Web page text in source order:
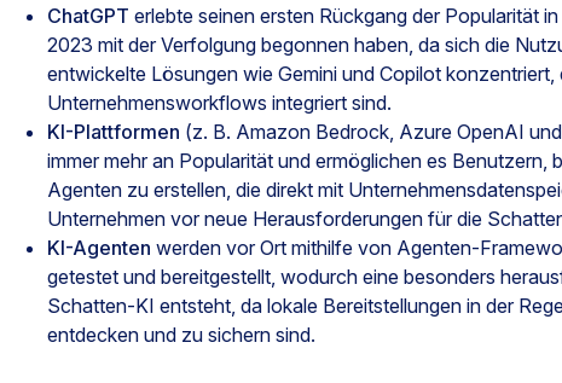
ChatGPT erlebte seinen ersten Rückgang der Popularität
2023 mit der Verfolgung begonnen haben, da sich die
entwickelte Lösungen wie Gemini und Copilot konzentriert,
Unternehmensworkflows integriert sind.
KI-Plattformen (z. B. Amazon Bedrock, Azure OpenAI
immer mehr an Popularität und ermöglichen es Benutzern,
Agenten zu erstellen, die direkt mit
Unternehmen vor neue Herausforderungen für die
KI-Agenten werden vor Ort mithilfe von Agenten-
getestet und bereitgestellt, wodurch eine besonders
Schatten-KI entsteht, da lokale Bereitstellungen in der
entdecken und zu sichern sind.